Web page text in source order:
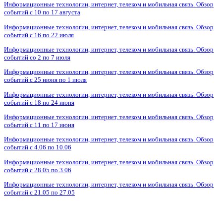
Информационные технологии, интернет, телеком и мобильная связь. Обзор
событий с 10 по 17 августа
Информационные технологии, интернет, телеком и мобильная связь. Обзор
событий с 16 по 22 июля
Информационные технологии, интернет, телеком и мобильная связь. Обзор
событий со 2 по 7 июля
Информационные технологии, интернет, телеком и мобильная связь. Обзор
событий с 25 июня по 1 июля
Информационные технологии, интернет, телеком и мобильная связь. Обзор
событий с 18 по 24 июня
Информационные технологии, интернет, телеком и мобильная связь. Обзор
событий с 11 по 17 июня
Информационные технологии, интернет, телеком и мобильная связь. Обзор
событий с 4.06 по 10.06
Информационные технологии, интернет, телеком и мобильная связь. Обзор
событий с 28.05 по 3.06
Информационные технологии, интернет, телеком и мобильная связь. Обзор
событий с 21.05 по 27.05